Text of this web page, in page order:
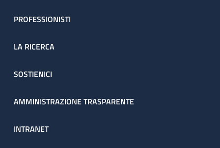
PROFESSIONISTI
LA RICERCA
SOSTIENICI
AMMINISTRAZIONE TRASPARENTE
INTRANET